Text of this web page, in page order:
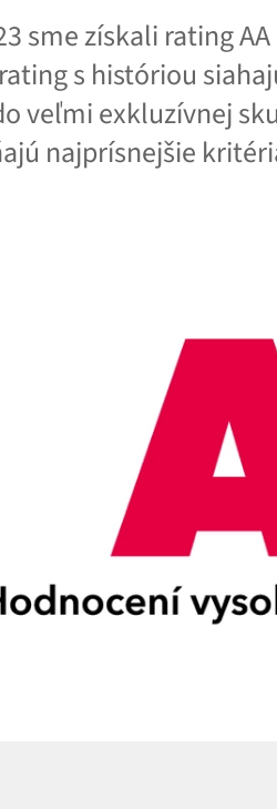
sme získali rating
s históriou
veľmi exkluzívnej
najprísnejšie